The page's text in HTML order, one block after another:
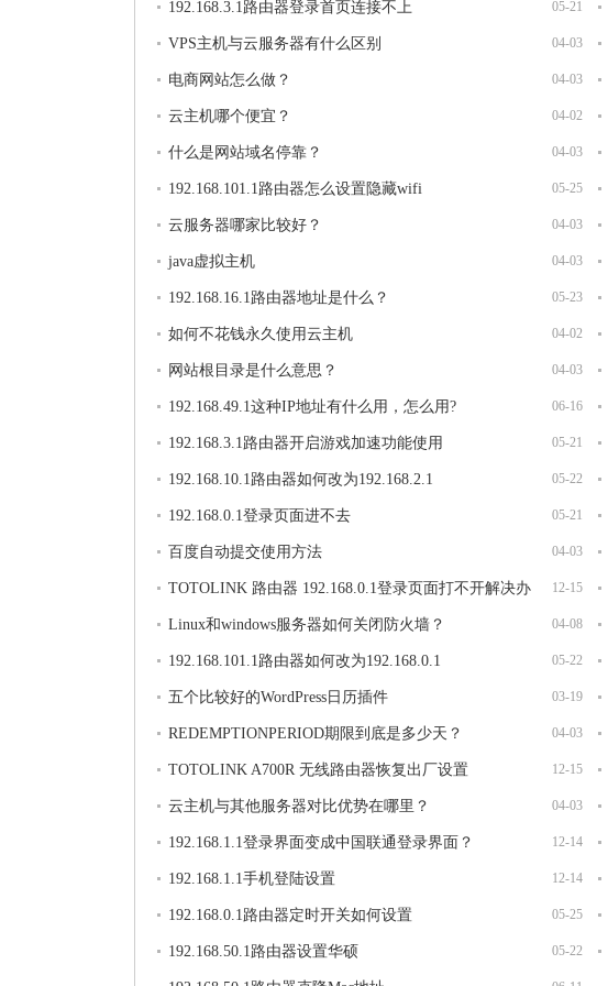
05-21
192.168.3.1路由器登录首页连接不上
04-03
VPS主机与云服务器有什么区别
04-03
电商网站怎么做？
04-02
云主机哪个便宜？
04-03
什么是网站域名停靠？
05-25
192.168.101.1路由器怎么设置隐藏wifi
04-03
云服务器哪家比较好？
04-03
java虚拟主机
05-23
192.168.16.1路由器地址是什么？
04-02
如何不花钱永久使用云主机
04-03
网站根目录是什么意思？
06-16
192.168.49.1这种IP地址有什么用，怎么用?
05-21
192.168.3.1路由器开启游戏加速功能使用
05-22
192.168.10.1路由器如何改为192.168.2.1
05-21
192.168.0.1登录页面进不去
04-03
百度自动提交使用方法
12-15
TOTOLINK 路由器 192.168.0.1登录页面打不开解决办
法 04-08
Linux和windows服务器如何关闭防火墙？
05-22
192.168.101.1路由器如何改为192.168.0.1
03-19
五个比较好的WordPress日历插件
04-03
REDEMPTIONPERIOD期限到底是多少天？
12-15
TOTOLINK A700R 无线路由器恢复出厂设置
04-03
云主机与其他服务器对比优势在哪里？
12-14
192.168.1.1登录界面变成中国联通登录界面？
12-14
192.168.1.1手机登陆设置
05-25
192.168.0.1路由器定时开关如何设置
05-22
192.168.50.1路由器设置华硕